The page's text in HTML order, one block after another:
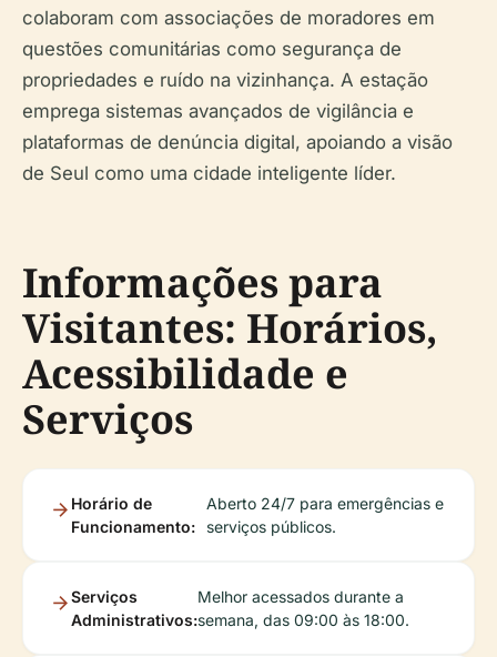
colaboram com associações de moradores em
questões comunitárias como segurança de
propriedades e ruído na vizinhança. A estação
emprega sistemas avançados de vigilância e
plataformas de denúncia digital, apoiando a visão
de Seul como uma cidade inteligente líder.
Informações para
Visitantes: Horários,
Acessibilidade e
Serviços
Horário de
Funcionamento:
Aberto 24/7 para emergências e
serviços públicos.
Serviços
Administrativos:
Melhor acessados durante a
semana, das 09:00 às 18:00.